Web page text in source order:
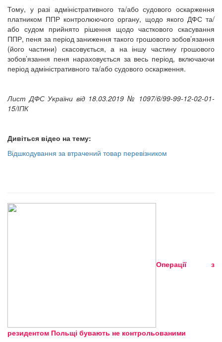
Тому, у разі адміністративного та/або судового оскарження
платником ППР контролюючого органу, щодо якого ДФС та/
або судом прийнято рішення щодо часткового скасування
ППР, пеня за період заниження такого грошового зобов’язання
(його частини) скасовується, а на іншу частину грошового
зобов’язання пеня нараховується за весь період, включаючи
період адміністративного та/або судового оскарження.
Лист ДФС України від 18.03.2019 № 1097/6/99-99-12-02-01-
15/ІПК
Дивіться відео на тему:
Відшкодування за втрачений товар перевізником
Операції з
резидентом Польщі бувають не контрольованими